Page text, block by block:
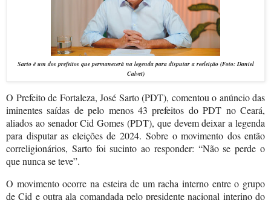
Sarto é um dos prefeitos que permanecerá na legenda para disputar a reeleição (Foto: Daniel
Calvet)
O Prefeito de Fortaleza, José Sarto (PDT), comentou o anúncio das
iminentes saídas de pelo menos 43 prefeitos do PDT no Ceará,
aliados ao senador Cid Gomes (PDT), que devem deixar a legenda
para disputar as eleições de 2024. Sobre o movimento dos então
correligionários, Sarto foi sucinto ao responder: “Não se perde o
que nunca se teve”.
O movimento ocorre na esteira de um racha interno entre o grupo
de Cid e outra ala comandada pelo presidente nacional interino do